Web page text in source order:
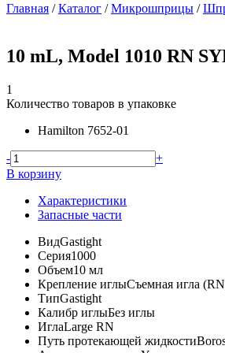
Главная /Каталог /Микрошприцы /
10 mL, Model 1010 RN
1
Количество товаров в упаковке
Hamilton 7652-01
-
+
В корзину
Характеристики
Запасные части
ВидGastight
Серия1000
Объем10 мл
Крепление иглыСъемная игла
ТипGastight
Калибр иглыБез иглы
ИглаLarge RN
Путь протекающей жидкости